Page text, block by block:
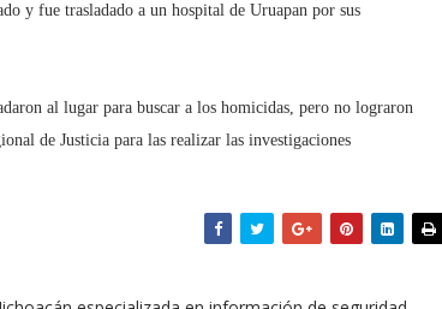
y fue trasladado a un hospital de Uruapan por sus
al lugar para buscar a los homicidas, pero no lograron
de Justicia para las realizar las investigaciones